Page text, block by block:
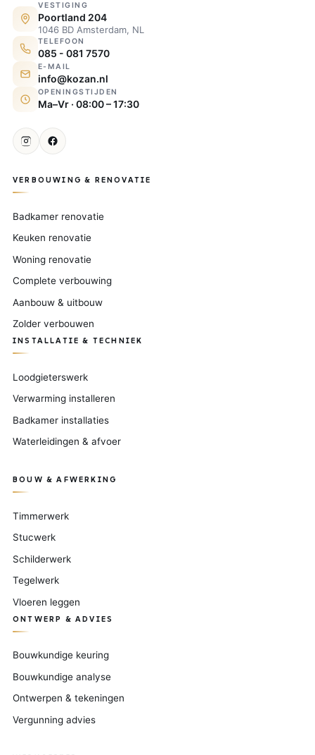
VESTIGING
Poortland 204
1046 BD Amsterdam, NL
TELEFOON
085 - 081 7570
E-MAIL
info@kozan.nl
OPENINGSTIJDEN
Ma–Vr · 08:00 – 17:30
VERBOUWING & RENOVATIE
Badkamer renovatie
Keuken renovatie
Woning renovatie
Complete verbouwing
Aanbouw & uitbouw
Zolder verbouwen
INSTALLATIE & TECHNIEK
Loodgieterswerk
Verwarming installeren
Badkamer installaties
Waterleidingen & afvoer
BOUW & AFWERKING
Timmerwerk
Stucwerk
Schilderwerk
Tegelwerk
Vloeren leggen
ONTWERP & ADVIES
Bouwkundige keuring
Bouwkundige analyse
Ontwerpen & tekeningen
Vergunning advies